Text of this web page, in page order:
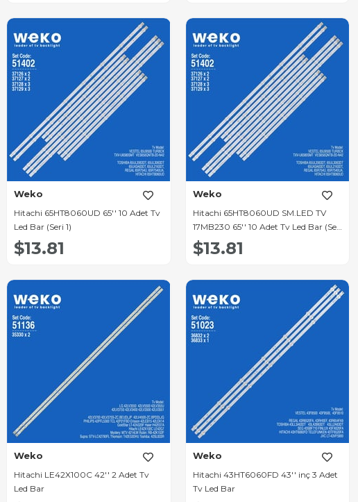
Weko
Hitachi 65HT8060UD 65'' 10 Adet Tv
Led Bar (Seri 1)
$13.81
Weko
Hitachi 65HT8060UD SM.LED TV
17MB230 65'' 10 Adet Tv Led Bar (Seri
1)
$13.81
Weko
Hitachi LE42X100C 42'' 2 Adet Tv
Led Bar
Weko
Hitachi 43HT6060FD 43'' inç 3 Adet
Tv Led Bar